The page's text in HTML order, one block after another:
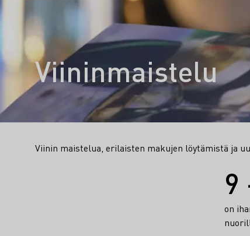
Viininmaistelu
Viinin maistelua, erilaisten makujen löytämistä ja
9
on